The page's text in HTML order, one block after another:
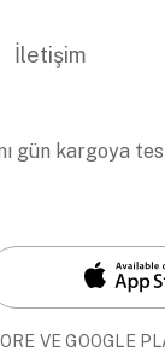
İletişim
gün kargoya
VE GOOGLE